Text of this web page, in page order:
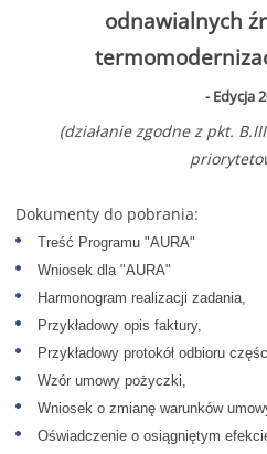
odnawialnych
- Edycja
(działanie zgodne z pkt.
Dokumenty do pobrania:
Treść Programu "AURA"
Wniosek dla "AURA"
Harmonogram realizacji zadania,
Przykładowy opis faktury,
Przykładowy protokół odbioru
Wzór umowy pożyczki,
Wniosek o zmianę warunków
Oświadczenie o osiągniętym